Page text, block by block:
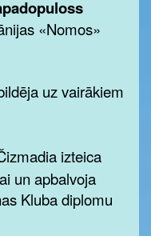
«Nomos»
uz vairākiem
izteica
un apbalvoja
Kluba diplomu